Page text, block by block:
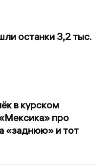
останки 3,2 тыс.
в курском
про
«заднюю» и тот